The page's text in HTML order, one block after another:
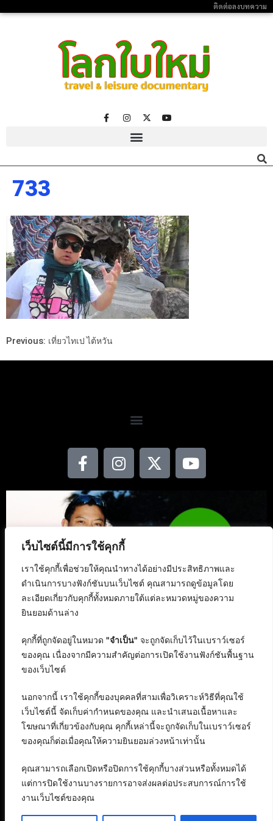
เว็บไซต์นี้มีการใช้คุกกี้
เราใช้คุกกี้เพื่อช่วยให้คุณนำทางได้อย่างมีประสิทธิภาพและ
ดำเนินการบางฟังก์ชันบนเว็บไซต์ คุณสามารถดูข้อมูลโดย
ละเอียดเกี่ยวกับคุกกี้ทั้งหมดภายใต้แต่ละหมวดหมู่ของความ
ยินยอมด้านล่าง
คุกกี้ที่ถูกจัดอยู่ในหมวด "จำเป็น" จะถูกจัดเก็บไว้ในเบราว์เซอร์
ของคุณ เนื่องจากมีความสำคัญต่อการเปิดใช้งานฟังก์ชันพื้นฐาน
ของเว็บไซต์
นอกจากนี้ เราใช้คุกกี้ของบุคคลที่สามเพื่อวิเคราะห์วิธีที่คุณใช้
เว็บไซต์นี้ จัดเก็บค่ากำหนดของคุณ และนำเสนอเนื้อหาและ
โฆษณาที่เกี่ยวข้องกับคุณ คุกกี้เหล่านี้จะถูกจัดเก็บในเบราว์เซอร์
ของคุณก็ต่อเมื่อคุณให้ความยินยอมล่วงหน้าเท่านั้น
คุณสามารถเลือกเปิดหรือปิดการใช้คุกกี้บางส่วนหรือทั้งหมดได้
แต่การปิดใช้งานบางรายการอาจส่งผลต่อประสบการณ์การใช้
งานเว็บไซต์ของคุณ
ติดต่อลงบทความ
733
Previous: เที่ยวไทเป ไต้หวัน
สงวนลิขสิทธิ์ © 2568 : บริษัท อิทธิภัทร เอเจนซี่ จำกัด